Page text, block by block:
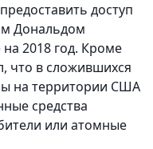
доступ
Дональдом
2018 год. Кроме
что в сложившихся
на территории США
средства
или атомные